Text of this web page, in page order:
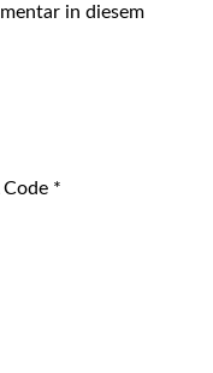
in diesem
Code *